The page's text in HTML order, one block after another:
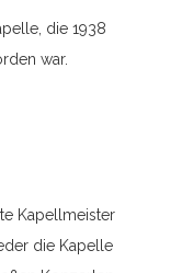
die 1938
war.
Kapellmeister
die Kapelle